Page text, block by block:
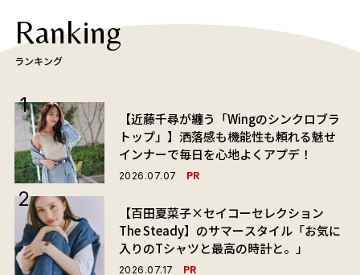
Ranking
ランキング
【近藤千尋が纏う「Wingのシンクロブラ
トップ」】洒落感も機能性も頼れる魅せ
インナーで毎日を心地よくアプデ！
2026.07.07 PR
【百田夏菜子×セイコーセレクション
The Steady】のサマースタイル「お気に
入りのTシャツと最高の時計と。」
2026.07.17 PR